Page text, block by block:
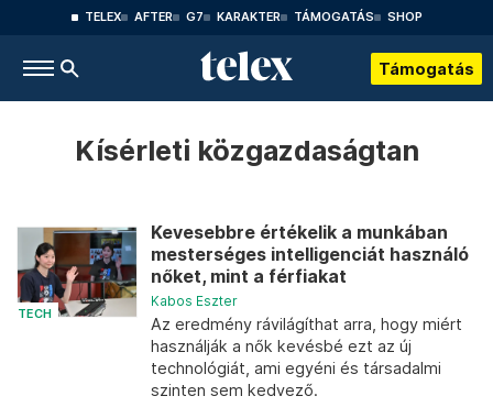
TELEX AFTER G7 KARAKTER TÁMOGATÁS SHOP
Támogatás
Kísérleti közgazdaságtan
TECH
Kevesebbre értékelik a munkában
mesterséges intelligenciát használó
nőket, mint a férfiakat
Kabos Eszter
Az eredmény rávilágíthat arra, hogy miért
használják a nők kevésbé ezt az új
technológiát, ami egyéni és társadalmi
szinten sem kedvező.